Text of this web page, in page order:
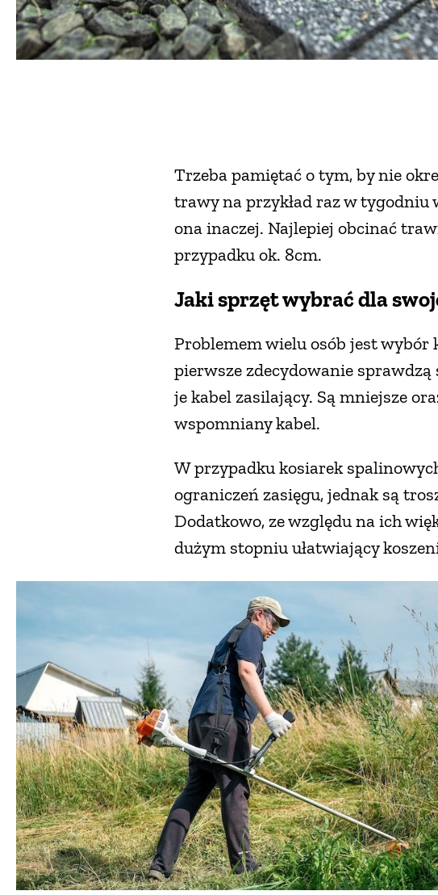
Trzeba pamiętać o tym, by nie
trawy na przykład raz w tygodniu
ona inaczej. Najlepiej obcinać
przypadku ok. 8cm.
Jaki sprzęt wybrać dla
Problemem wielu osób jest wybór
pierwsze zdecydowanie
je kabel zasilający. Są mniejsze
wspomniany kabel.
W przypadku kosiarek
ograniczeń zasięgu, jednak są
Dodatkowo, ze względu na ich
dużym stopniu ułatwiający